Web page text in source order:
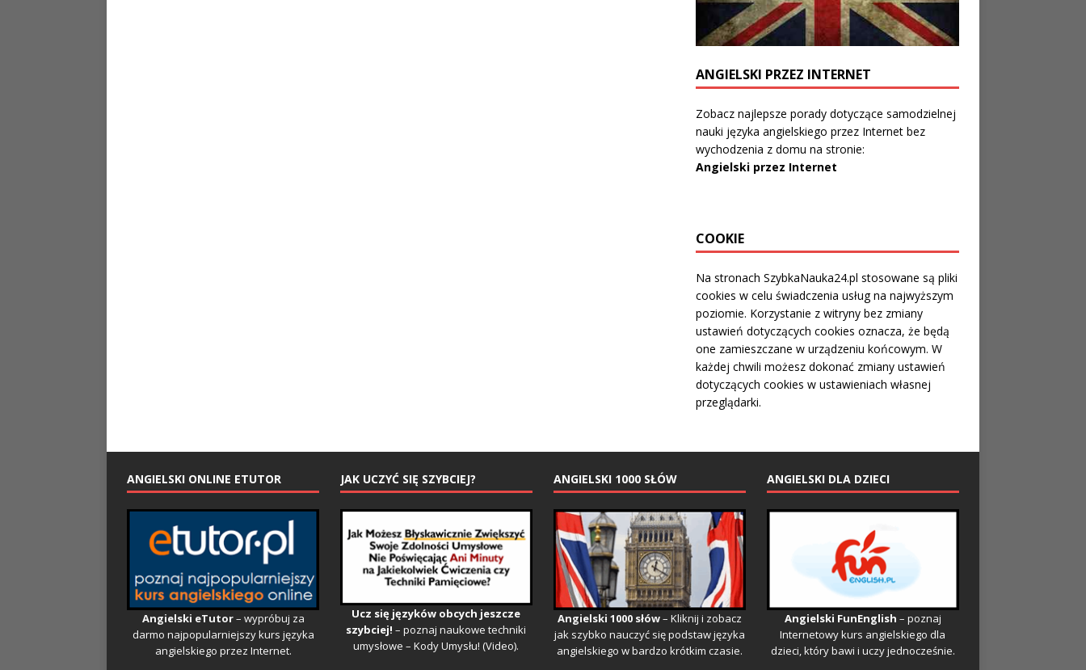
ANGIELSKI PRZEZ INTERNET
Zobacz najlepsze porady dotyczące samodzielnej
nauki języka angielskiego przez Internet bez
wychodzenia z domu na stronie:
Angielski przez Internet
COOKIE
Na stronach SzybkaNauka24.pl stosowane są pliki
cookies w celu świadczenia usług na najwyższym
poziomie. Korzystanie z witryny bez zmiany
ustawień dotyczących cookies oznacza, że będą
one zamieszczane w urządzeniu końcowym. W
każdej chwili możesz dokonać zmiany ustawień
dotyczących cookies w ustawieniach własnej
przeglądarki.
ANGIELSKI ONLINE ETUTOR
Angielski eTutor– wypróbuj za
darmo najpopularniejszy kurs języka
angielskiego przez Internet.
JAK UCZYĆ SIĘ SZYBCIEJ?
Ucz się języków obcych jeszcze
szybciej! – poznaj naukowe techniki
umysłowe – Kody Umysłu! (Video).
ANGIELSKI 1000 SŁÓW
Angielski 1000 słów– Kliknij i zobacz
jak szybko nauczyć się podstaw języka
angielskiego w bardzo krótkim czasie.
ANGIELSKI DLA DZIECI
Angielski FunEnglish – poznaj
Internetowy kurs angielskiego dla
dzieci, który bawi i uczy jednocześnie.